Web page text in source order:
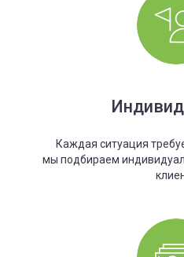
Каждая ситуация
мы подбираем